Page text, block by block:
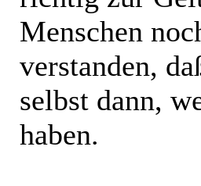
Menschen
verstanden,
selbst dann,
haben.